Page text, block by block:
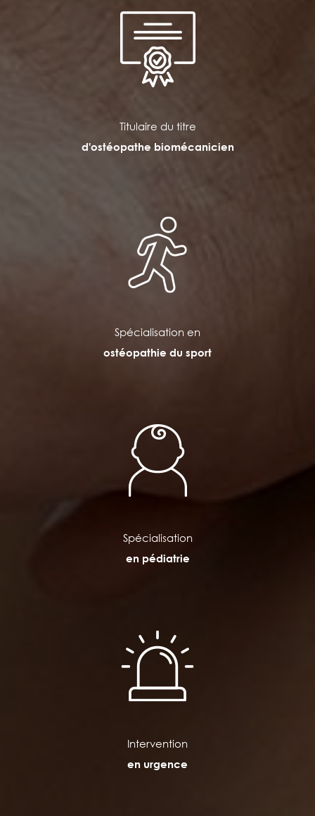
Titulaire du titre
d'ostéopathe biomécanicien
Spécialisation en
ostéopathie du sport
Spécialisation
en pédiatrie
Intervention
en urgence